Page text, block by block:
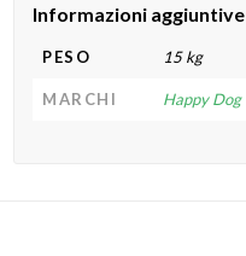
Informazioni aggiuntive
PESO 15 kg
MARCHI Happy Dog